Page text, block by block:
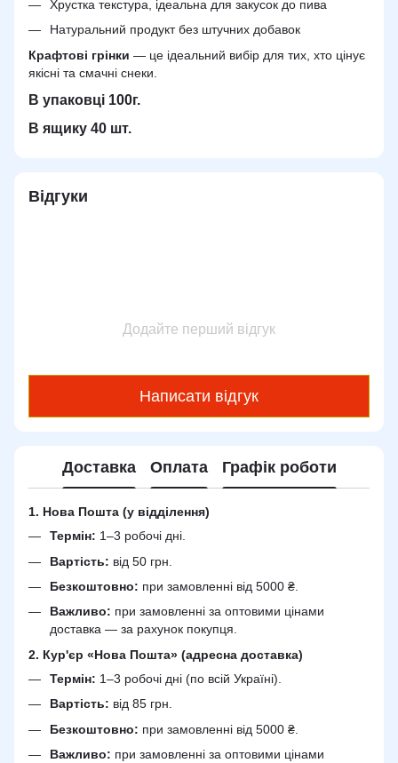
Хрустка текстура, ідеальна для закусок до пива
Натуральний продукт без штучних добавок
Крафтові грінки — це ідеальний вибір для тих, хто цінує
якісні та смачні снеки.
В упаковці 100г.
В ящику 40 шт.
Відгуки
Додайте перший відгук
Написати відгук
Доставка Оплата Графік роботи
1. Нова Пошта (у відділення)
Термін: 1–3 робочі дні.
Вартість: від 50 грн.
Безкоштовно: при замовленні від 5000 ₴.
Важливо: при замовленні за оптовими цінами
доставка — за рахунок покупця.
2. Кур'єр «Нова Пошта» (адресна доставка)
Термін: 1–3 робочі дні (по всій Україні).
Вартість: від 85 грн.
Безкоштовно: при замовленні від 5000 ₴.
Важливо: при замовленні за оптовими цінами